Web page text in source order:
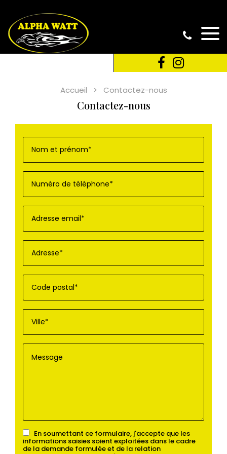
Accueil Contactez-nous
Contactez-nous
En soumettant ce formulaire, j'accepte que les
informations saisies soient exploitées dans le cadre
de la demande formulée et de la relation